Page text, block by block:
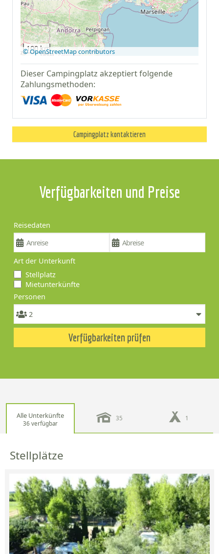
Auf Google Maps
anzeigen
100 km
© OpenStreetMap contributors
Dieser Campingplatz akzeptiert folgende
Zahlungsmethoden:
Campingplatz kontaktieren
Verfügbarkeiten und Preise
Reisedaten
Art der Unterkunft
Stellplatz
Mietunterkünfte
Personen
Verfügbarkeiten prüfen
Alle Unterkünfte
36 verfügbar
35 1
Stellplätze